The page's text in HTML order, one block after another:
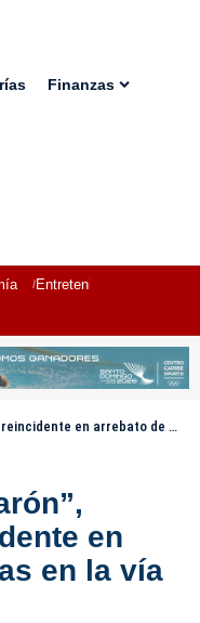
Finanzas
Entretenimiento
de carteras en la vía pública en SDO
en
en la vía